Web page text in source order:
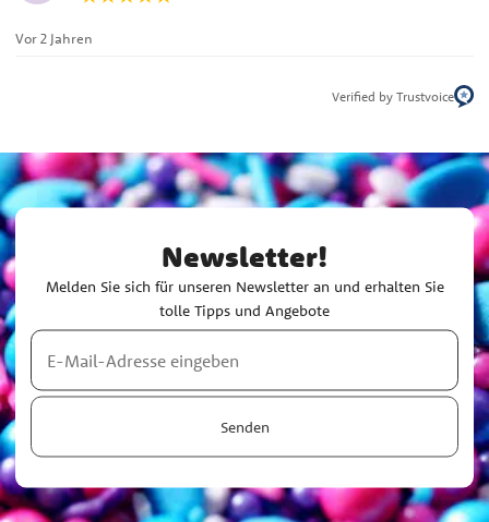
Vor 2 Jahren
Verified by Trustvoice
Newsletter!
Melden Sie sich für unseren Newsletter an und erhalten Sie
tolle Tipps und Angebote
Senden